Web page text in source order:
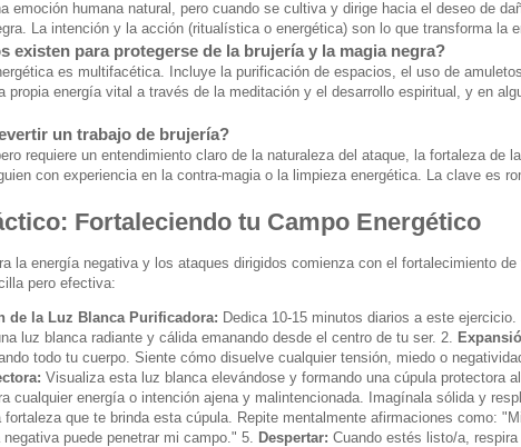
emoción humana natural, pero cuando se cultiva y dirige hacia el deseo de
La intención y la acción (ritualística o energética) son lo que transforma la
existen para protegerse de la brujería y la magia negra?
es multifacética. Incluye la purificación de espacios, el uso de
propia energía vital a través de la meditación y el desarrollo espiritual, y en
un trabajo de brujería?
requiere un entendimiento claro de la naturaleza del ataque, la fortaleza de
con experiencia en la contra-magia o la limpieza energética. La clave es
Fortaleciendo tu Campo Energético
la energía negativa y los ataques dirigidos comienza con el fortalecimiento
pero efectiva:
de la Luz Blanca Purificadora: Dedica 10-15 minutos diarios a este
luz blanca radiante y cálida emanando desde el centro de tu ser. 2.
todo tu cuerpo. Siente cómo disuelve cualquier tensión, miedo o
Visualiza esta luz blanca elevándose y formando una cúpula protectora
cualquier energía o intención ajena y malintencionada. Imagínala sólida y
fortaleza que te brinda esta cúpula. Repite mentalmente afirmaciones como:
negativa puede penetrar mi campo." 5. Despertar: Cuando estés listo/a,